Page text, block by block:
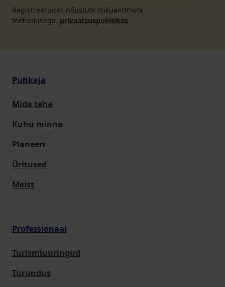
Registreerudes nõustute isikuandmete
töötlemisega. privaatsuspoliitikas.
Puhkaja
Mida teha
Kuhu minna
Planeeri
Üritused
Meist
Professionaal
Turismiuuringud
Turundus